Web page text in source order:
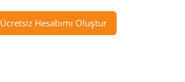
Ücretsiz Hesabımı Oluştur